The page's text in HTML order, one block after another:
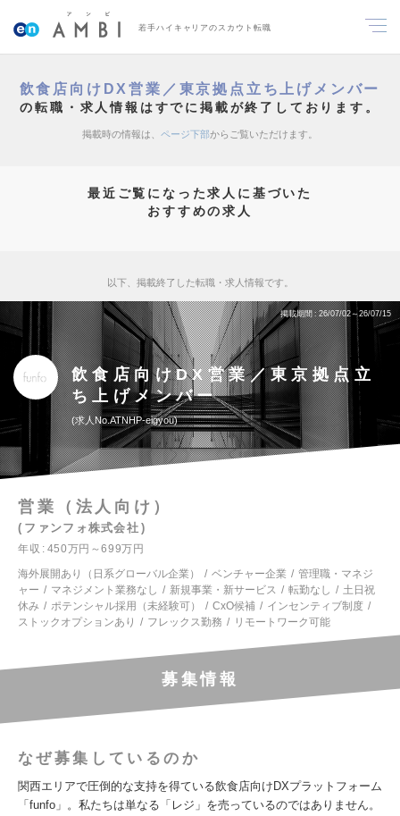
若手ハイキャリアのスカウト転職
飲食店向けDX営業／東京拠点立ち上げメンバー
の転職・求人情報はすでに掲載が終了しております。
掲載時の情報は、 ページ下部からご覧いただけます。
最近ご覧になった求人に基づいた
おすすめの求人
以下、掲載終了した転職・求人情報です。
掲載期間 26/07/02～26/07/15
飲食店向けDX営業／東京拠点立
ち上げメンバー
求人No.ATNHP-eigyou
営業（法人向け）
ファンフォ株式会社
年収
450万円～699万円
海外展開あり（日系グローバル企業）
ベンチャー企業
管理職・マネジ
ャー
マネジメント業務なし 新規事業・新サービス 転勤なし
土日祝
休み
ポテンシャル採用（未経験可） CxO候補
インセンティブ制度
ストックオプションあり
フレックス勤務 リモートワーク可能
募集情報
なぜ募集しているのか
関西エリアで圧倒的な支持を得ている飲食店向けDXプラットフォーム
「funfo」。私たちは単なる「レジ」を売っているのではありません。